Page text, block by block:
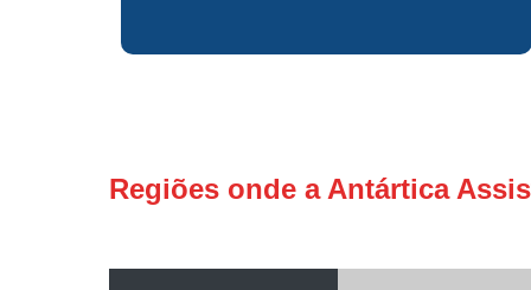
Regiões onde a Antártica